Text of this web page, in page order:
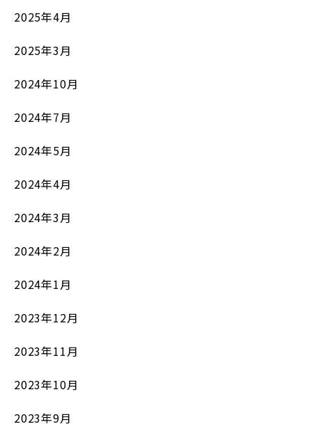
2025年4月
2025年3月
2024年10月
2024年7月
2024年5月
2024年4月
2024年3月
2024年2月
2024年1月
2023年12月
2023年11月
2023年10月
2023年9月